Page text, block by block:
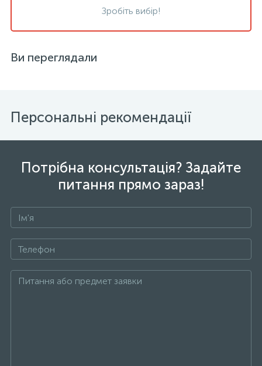
Зробіть вибір!
Ви переглядали
Персональні рекомендації
Потрібна консультація? Задайте
питання прямо зараз!